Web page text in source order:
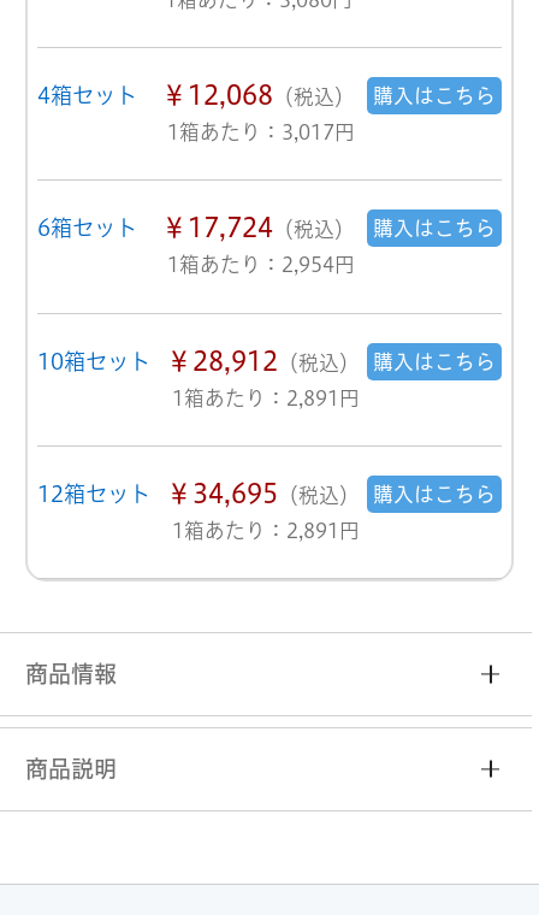
4箱セット ￥12,068 （税込）
1箱あたり：3,017円
購入はこちら
6箱セット ￥17,724（税込）
1箱あたり：2,954円
購入はこちら
10箱セット ￥28,912 （税込）
1箱あたり：2,891円
購入はこちら
12箱セット ￥34,695 （税込）
1箱あたり：2,891円
購入はこちら
商品情報
商品説明